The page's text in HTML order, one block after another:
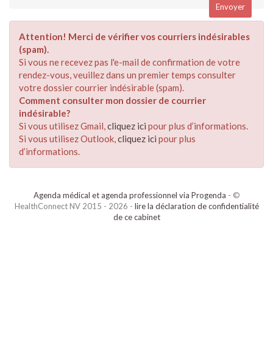
Attention! Merci de vérifier vos courriers indésirables
(spam).
Si vous ne recevez pas l'e-mail de confirmation de votre
rendez-vous, veuillez dans un premier temps consulter
votre dossier courrier indésirable (spam).
Comment consulter mon dossier de courrier
indésirable?
Si vous utilisez Gmail,cliquez ici pour plus d’informations.
Si vous utilisez Outlook,cliquez ici pour plus
d’informations.
Agenda médical et agenda professionnel via Progenda - ©
HealthConnect NV 2015 - 2026 - lire la déclaration de confidentialité
de ce cabinet